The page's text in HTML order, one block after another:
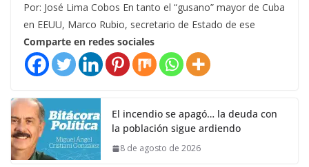
Por: José Lima Cobos En tanto el “gusano” mayor de Cuba
en EEUU, Marco Rubio, secretario de Estado de ese
Comparte en redes sociales
El incendio se apagó… la deuda con
la población sigue ardiendo
8 de agosto de 2026